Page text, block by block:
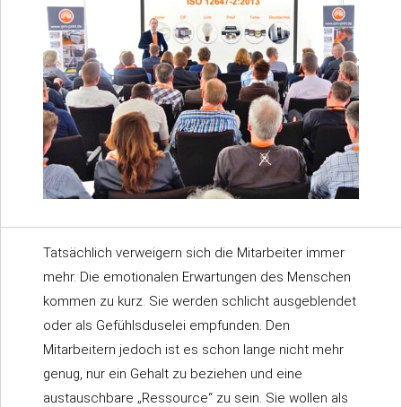
Tatsächlich verweigern sich die Mitarbeiter immer
mehr. Die emotionalen Erwartungen des Menschen
kommen zu kurz. Sie werden schlicht ausgeblendet
oder als Gefühlsduselei empfunden. Den
Mitarbeitern jedoch ist es schon lange nicht mehr
genug, nur ein Gehalt zu beziehen und eine
austauschbare „Ressource“ zu sein. Sie wollen als